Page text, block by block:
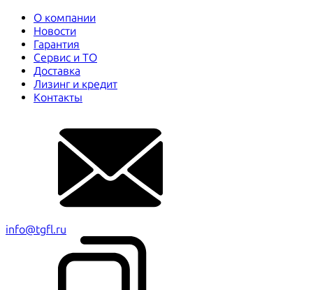
О компании
Новости
Гарантия
Сервис и ТО
Доставка
Лизинг и кредит
Контакты
info@tgfl.ru